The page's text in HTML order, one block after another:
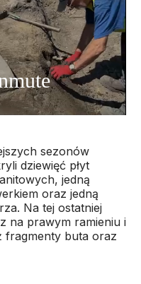
sezonów
dziewięć płyt
jedną
oraz jedną
Na tej ostatniej
na prawym ramieniu i
fragmenty buta oraz